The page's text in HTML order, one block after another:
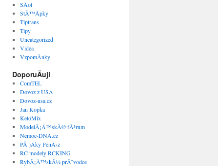
SÄot
StÅ™Ã­pky
Tiptrans
Tipy
Uncategorized
Videa
VzpomÃ­nky
DoporuÄuji
ComTEL
Dovoz z USA
Dovoz-usa.cz
Jan Kopka
KetoMix
ModelÃ¡Å™skÃ© fÃ³rum
Nemoc-DNA.cz
PÅ¯jÄky PenÄ›z
RC modely RCKING
RybÃ¡Å™skÃ½ prÅ¯vodce